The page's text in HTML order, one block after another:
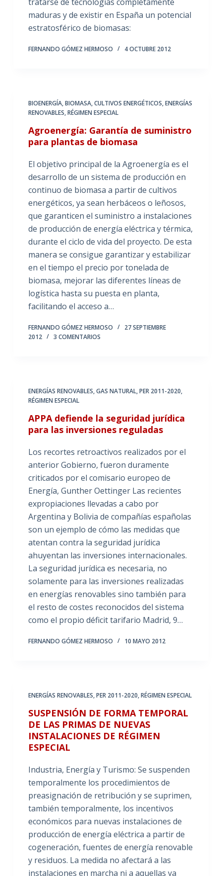
maduras y de existir en España un potencial
estratosférico de biomasas:
FERNANDO GÓMEZ HERMOSO 4 OCTUBRE 2012
BIOENERGÍA,BIOMASA,CULTIVOS ENERGÉTICOS,ENERGÍAS
RENOVABLES,RÉGIMEN ESPECIAL
Agroenergía: Garantía de suministro
para plantas de biomasa
El objetivo principal de la Agroenergía es el
desarrollo de un sistema de producción en
continuo de biomasa a partir de cultivos
energéticos, ya sean herbáceos o leñosos,
que garanticen el suministro a instalaciones
de producción de energía eléctrica y térmica,
durante el ciclo de vida del proyecto. De esta
manera se consigue garantizar y estabilizar
en el tiempo el precio por tonelada de
biomasa, mejorar las diferentes líneas de
logística hasta su puesta en planta,
facilitando el acceso a…
FERNANDO GÓMEZ HERMOSO
27 SEPTIEMBRE
2012
3 COMENTARIOS
ENERGÍAS RENOVABLES,GAS NATURAL,PER 2011-2020,
RÉGIMEN ESPECIAL
APPA defiende la seguridad jurídica
para las inversiones reguladas
Los recortes retroactivos realizados por el
anterior Gobierno, fueron duramente
criticados por el comisario europeo de
Energía, Gunther Oettinger Las recientes
expropiaciones llevadas a cabo por
Argentina y Bolivia de compañías españolas
son un ejemplo de cómo las medidas que
atentan contra la seguridad jurídica
ahuyentan las inversiones internacionales.
La seguridad jurídica es necesaria, no
solamente para las inversiones realizadas
en energías renovables sino también para
el resto de costes reconocidos del sistema
como el propio déficit tarifario Madrid, 9…
FERNANDO GÓMEZ HERMOSO 10 MAYO 2012
ENERGÍAS RENOVABLES,PER 2011-2020,RÉGIMEN ESPECIAL
SUSPENSIÓN DE FORMA TEMPORAL
DE LAS PRIMAS DE NUEVAS
INSTALACIONES DE RÉGIMEN
ESPECIAL
Industria, Energía y Turismo: Se suspenden
temporalmente los procedimientos de
preasignación de retribución y se suprimen,
también temporalmente, los incentivos
económicos para nuevas instalaciones de
producción de energía eléctrica a partir de
cogeneración, fuentes de energía renovable
y residuos. La medida no afectará a las
instalaciones en marcha ni a aquellas ya